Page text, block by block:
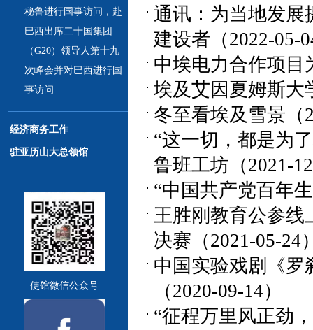
秘鲁进行国事访问，赴
巴西出席二十国集团
（G20）领导人第十九
次峰会并对巴西进行国
事访问
经济商务工作
驻亚历山大总领馆
使馆微信公众号
通讯：为当地发
建设者（2022-05-
中埃电力合作项目
埃及艾因夏姆斯大
冬至看埃及雪景（
“这一切，都是为
鲁班工坊（2021-
“中国共产党百年
王胜刚教育公参线
决赛（2021-05-24
中国实验戏剧《罗
（2020-09-14）
“征程万里风正劲